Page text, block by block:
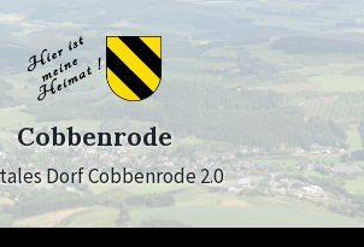
Cobbenrode
Dorf Cobbenrode 2.0